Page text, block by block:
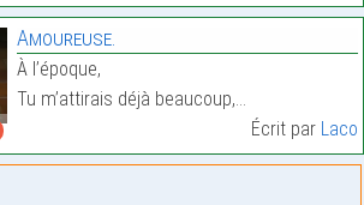
Amoureuse.
À l’époque,
Tu m’attirais déjà beaucoup,…
Écrit par Laco